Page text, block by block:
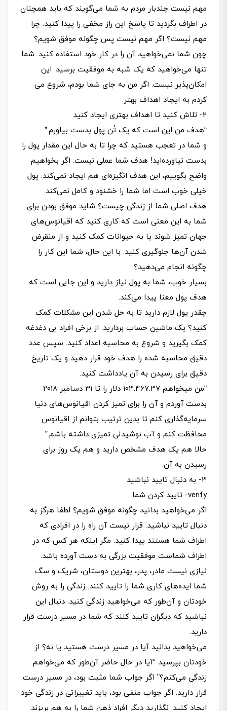
مهم نیست چندبار مردم به شما می‌گویند که باید همچنان
در اطراف بگردید تا پاسخ این راز مخفی را پیدا کنید. چرا
مهم نیست؟ اگر مهم نیست پس چگونه موفق شویم؟
چون شما نمی­‌خواهید آن را در کار خود استفاده کنید. شما
تنها می­‌خواهید که یک شبه به موفقیت برسید. این
امکان‌­پذیر نیست. اگر من به جای شما بودم، شروع می­‌
کردم به ایجاد اهداف بهتر.
2- تلاش کنید تا اهداف بهتری ایجاد کنید
“هدف من این است که یک تُن پول بدست بیاورم.”
و شما در تعجب هستید که چرا تا به حال این مقدار پول را
بدست نیاورده‌­اید! هدف شما عملی نیست. اگر بخواهیم
واضح بگوییم، این هدف انگیزه‌­ای هم ایجاد نمی­‌کند. پول
خیلی خوب است اما شما را خشنود و کامل نمی­‌کند.
هدف اصلی شما از زندگی چیست؟ شاید موفق بودن برای
شما به این معنی است که کاری کنید که اقیانوس­‌های
جهان تمیز شوند یا به حیوانات کمک کنید و از منقرض
شدن آن‌ها جلوگیری کنید. با این حال، شما این کار را
چگونه انجام می­‌دهید؟
بسیار خوب، شما به پول نیاز دارید و این جایی است که
هدف پول معنا پیدا می­‌کند.
چقدر پول لازم دارید تا به حل شدن این مشکلات کمک
کنید؟ یک ماشین حساب بردارید. از برخی افراد بی دغدغه
کمک بگیرید و شروع به محاسبه اعداد کنید. سپس عدد
دقیق محاسبه شده را هدف خود قرار دهید و یک تاریخ
دقیق برای رسیدن به آن یادداشت کنید.
“من می­خواهم 103.467.37 دلار را تا 31 دسامبر 2018
بدست آوردم و آن را برای تمیز کردن اقیانوس‌های دنیا
سرمایه­‌گذاری کنم تا بدین ترتیب بتوانم از اقیانوس
محافظت کنم و آب نوشیدنی تمیزی داشته باشم.”
حالا هم یک هدف مشخص دارید و هم یک روز برای
رسیدن به آن.
3- به دنبال تایید نباشید
verify- تایید کردن شما
اگر می‌خواهید بدانید چگونه موفق شویم؟ لطفا هرگز به
دنبال تایید نباشید. قرار نیست آن راه را در افرادی که
اطراف شما هستند پیدا کنید. مگر اینکه هر کس که در
اطراف شماست موفقیت بزرگی به دست آورده باشد.
نیازی نیست مادر، پدر، بهترین دوستان، شریک و سگ
شما ایده­‌های کاری شما را تایید کنند. زندگی را به روش
خودتان و آن‌طور که می­‌خواهید زندگی کنید. دنبال این
نباشید که دیگران تایید کنند که شما در مسیر درست قرار
دارید.
می­‌خواهید بدانید آیا در مسیر درست هستید یا نه؟ از
خودتان بپرسید “آیا در حال حاضر آن‌طور که می‌­خواهم
زندگی می­‌کنم؟” اگر جواب شما مثبت بود، در مسیر درست
قرار دارید. اگر جواب منفی بود، باید تغییراتی در زندگی خود
ایجاد کنید. نگذارید دیگر افراد ذهن شما را به هم بریزند.